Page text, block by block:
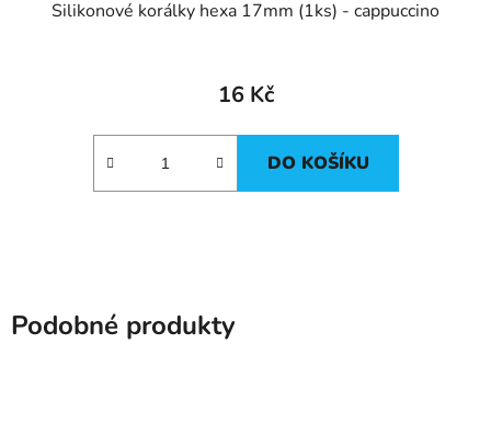
Silikonové korálky hexa 17mm (1ks) - cappuccino
16 Kč
DO KOŠÍKU
Podobné produkty